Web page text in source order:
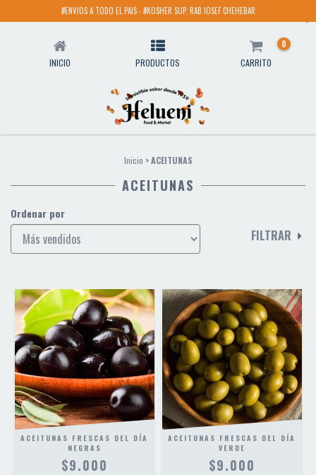
#ENVIOS A TODO EL PAIS - #KOSHER SUP. RAB IOSEF CHEHEBAR
ACEITUNAS
INICIO PRODUCTOS CARRITO
0
Inicio > ACEITUNAS
ACEITUNAS
Ordenar por
FILTRAR
ACEITUNAS FRESCAS DEL DÍA
NEGRAS
$9.000
ACEITUNAS FRESCAS DEL DÍA
VERDE
$9.000